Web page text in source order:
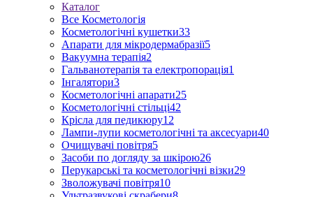
Каталог
Все Косметологія
Косметологічні кушетки33
Апарати для мікродермабразії5
Вакуумна терапія2
Гальванотерапія та електропорація1
Інгалятори3
Косметологічні апарати25
Косметологічні стільці42
Крісла для педикюру12
Лампи-лупи косметологічні та аксесуари40
Очищувачі повітря5
Засоби по догляду за шкірою26
Перукарські та косметологічні візки29
Зволожувачі повітря10